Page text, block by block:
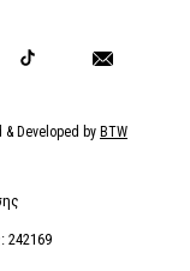
Developed by BTW
242169